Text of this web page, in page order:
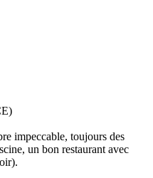
impeccable, toujours des
un bon restaurant avec